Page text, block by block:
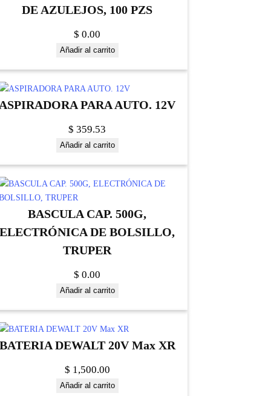
DE AZULEJOS, 100 PZS
$ 0.00
Añadir al carrito
PARA AUTO. 12V
$ 359.53
Añadir al carrito
BASCULA CAP. 500G,
ELECTRÓNICA DE BOLSILLO,
TRUPER
$ 0.00
Añadir al carrito
DEWALT 20V Max XR
$ 1,500.00
Añadir al carrito